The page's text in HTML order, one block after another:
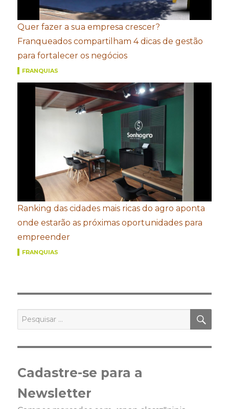
Quer fazer a sua empresa crescer?
Franqueados compartilham 4 dicas de gestão
para fortalecer os negócios
FRANQUIAS
Ranking das cidades mais ricas do agro aponta
onde estarão as próximas oportunidades para
empreender
FRANQUIAS
por:
Cadastre-se para a
Newsletter